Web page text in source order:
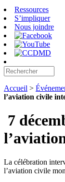
Ressources
S’impliquer
Nous joindre
Accueil >
l’aviation civile
7
La célébration
l’aviation civile